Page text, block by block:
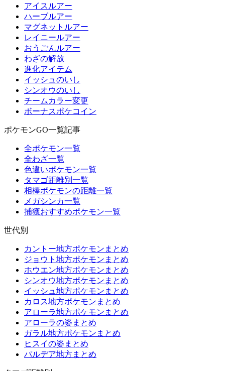
アイスルアー
ハーブルアー
マグネットルアー
レイニールアー
おうごんルアー
わざの解放
進化アイテム
イッシュのいし
シンオウのいし
チームカラー変更
ボーナスポケコイン
ポケモンGO一覧記事
全ポケモン一覧
全わざ一覧
色違いポケモン一覧
タマゴ距離別一覧
相棒ポケモンの距離一覧
メガシンカ一覧
捕獲おすすめポケモン一覧
世代別
カントー地方ポケモンまとめ
ジョウト地方ポケモンまとめ
ホウエン地方ポケモンまとめ
シンオウ地方ポケモンまとめ
イッシュ地方ポケモンまとめ
カロス地方ポケモンまとめ
アローラ地方ポケモンまとめ
アローラの姿まとめ
ガラル地方ポケモンまとめ
ヒスイの姿まとめ
パルデア地方まとめ